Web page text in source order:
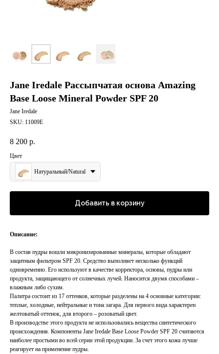
Jane Iredale Рассыпчатая основа Amazing
Base Loose Mineral Powder SPF 20
Jane Iredale
SKU: 11009Е
8 200 р.
Цвет
Натуральный/Natural
Добавить в корзину
Описание:
В состав пудры вошли микронизированные минералы, которые обладают
защитным фильтром SPF 20. Средство выполняет несколько функций
одновременно. Его используют в качестве корректора, основы, пудры или
продукта, защищающего от солнечных лучей. Наносится двумя способами –
влажным либо сухим.
Палитра состоит из 17 оттенков, которые разделены на 4 основные категории:
теплые, холодные, нейтральные и тона загара. Для первого вида характерен
желтоватый оттенок, для второго – розоватый цвет.
В производстве этого продукта не использовались вещества синтетического
происхождения. Компоненты Jane Iredale Base Loose Powder SPF 20 считаются
наиболее простыми во всей серии этой продукции. За счет этого кожа лучше
реагирует на применение пудры.